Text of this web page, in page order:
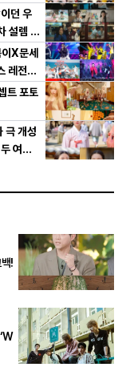
던 우
설렘 티
X문세
레전드
트 포토
극 개성
여인
!